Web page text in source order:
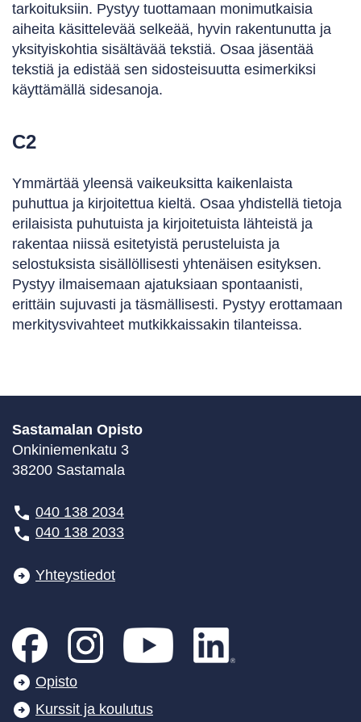
tarkoituksiin. Pystyy tuottamaan monimutkaisia
aiheita käsittelevää selkeää, hyvin rakentunutta ja
yksityiskohtia sisältävää tekstiä. Osaa jäsentää
tekstiä ja edistää sen sidosteisuutta esimerkiksi
käyttämällä sidesanoja.
C2
Ymmärtää yleensä vaikeuksitta kaikenlaista
puhuttua ja kirjoitettua kieltä. Osaa yhdistellä tietoja
erilaisista puhutuista ja kirjoitetuista lähteistä ja
rakentaa niissä esitetyistä perusteluista ja
selostuksista sisällöllisesti yhtenäisen esityksen.
Pystyy ilmaisemaan ajatuksiaan spontaanisti,
erittäin sujuvasti ja täsmällisesti. Pystyy erottamaan
merkitysvivahteet mutkikkaissakin tilanteissa.
Sastamalan Opisto
Onkiniemenkatu 3
38200 Sastamala
040 138 2034
040 138 2033
Yhteystiedot
Opisto
Kurssit ja koulutus